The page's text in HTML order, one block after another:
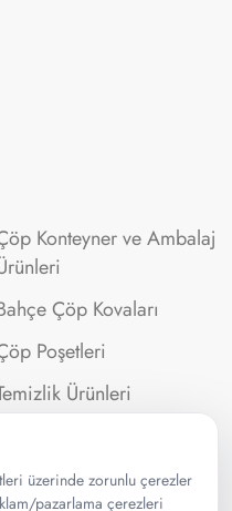
Konteyner ve Ambalaj
Çöp Kovaları
Poşetleri
Ürünleri
üzerinde zorunlu çerezler
pazarlama çerezleri